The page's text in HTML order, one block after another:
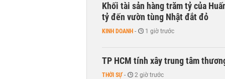
Khối tài sản hàng trăm tỷ của
tỷ đến vườn tùng Nhật đắt đỏ
KINH DOANH - 1 giờ trước
TP HCM tính xây trung tâm
THỜI SỰ - 2 giờ trước